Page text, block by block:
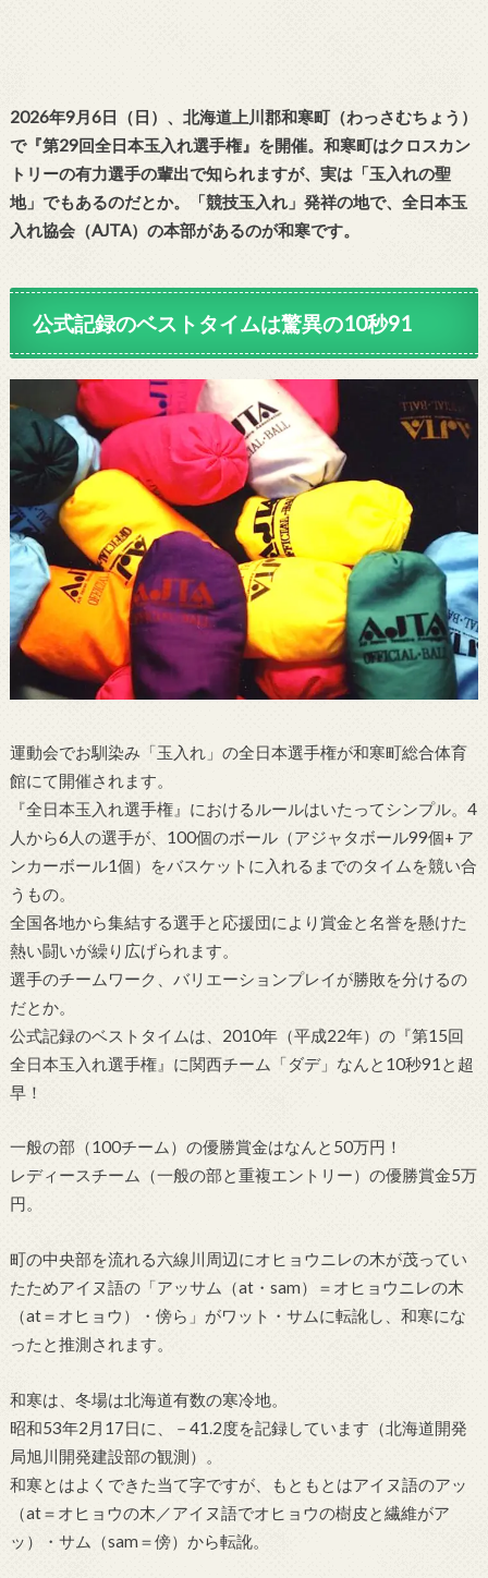
2026年9月6日（日） 、北海道上川郡和寒町（わっさむちょう）
で『第29回全日本玉入れ選手権』を開催。和寒町はクロスカン
トリーの有力選手の輩出で知られますが、実は「玉入れの聖
地」でもあるのだとか。「競技玉入れ」発祥の地で、全日本玉
入れ協会（AJTA）の本部があるのが和寒です。
公式記録のベストタイムは驚異の10秒91
運動会でお馴染み「玉入れ」の全日本選手権が和寒町総合体育
館にて開催されます。
『全日本玉入れ選手権』におけるルールはいたってシンプル。4
人から6人の選手が、100個のボール（アジャタボール99個+ ア
ンカーボール1個）をバスケットに入れるまでのタイムを競い合
うもの。
全国各地から集結する選手と応援団により賞金と名誉を懸けた
熱い闘いが繰り広げられます。
選手のチームワーク、バリエーションプレイが勝敗を分けるの
だとか。
公式記録のベストタイムは、2010年（平成22年）の『第15回
全日本玉入れ選手権』に関西チーム「ダデ」なんと10秒91と超
早！
一般の部（100チーム）の優勝賞金はなんと50万円！
レディースチーム（一般の部と重複エントリー）の優勝賞金5万
円。
町の中央部を流れる六線川周辺にオヒョウニレの木が茂ってい
たためアイヌ語の「アッサム（at・sam）＝オヒョウニレの木
（at＝オヒョウ）・傍ら」がワット・サムに転訛し、和寒にな
ったと推測されます。
和寒は、冬場は北海道有数の寒冷地。
昭和53年2月17日に、－41.2度を記録しています（北海道開発
局旭川開発建設部の観測）。
和寒とはよくできた当て字ですが、もともとはアイヌ語のアッ
（at＝オヒョウの木／アイヌ語でオヒョウの樹皮と繊維がア
ッ）・サム（sam＝傍）から転訛。